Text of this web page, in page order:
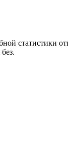
статистики